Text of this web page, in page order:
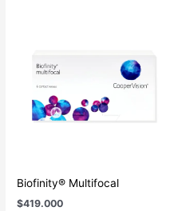
Biofinity® Multifocal
$419.000